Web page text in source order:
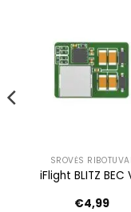
SROVĖS RIBOTUVAI
iFlight BLITZ BEC
€4,99